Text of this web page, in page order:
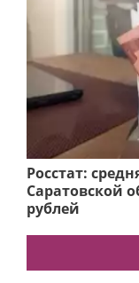
Росстат:
Саратовской
рублей